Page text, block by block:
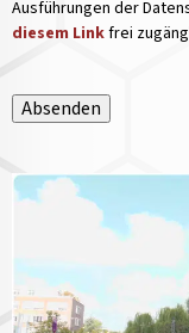
Ausführungen der
diesem Linkfrei
Absenden